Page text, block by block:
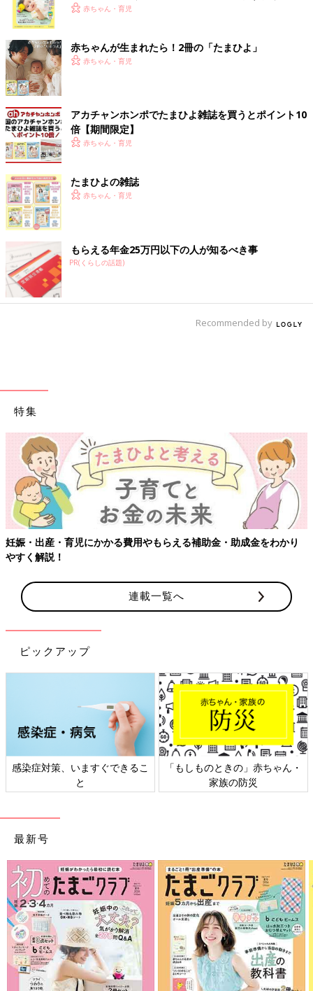
作り……。本当に体力と精神を削られます。
私は息子を泣き止ますことが苦手だったので“母乳”は“赤ちゃんが
欲しがるときにいつでもあげてよい”というのがすごく魅力的に
感じていました。
さがあることはわかっているものの、“ミルク”は“消化に時間がか
かるので3時間空けて”という指導を守るのに苦労しました。
（イラスト・ツボウチ／編集・清川優美）
母乳が足りてない？授乳間隔はこれでい
し穴について、保健師・助産師・看護師の中村
真奈美さんがアドバイス。新生児期～生後3カ
号！？直母拒否に大シ
く！ おっぱい・ミルクの基本と夏のトラブル 解決テ
赤ちゃん・育児
赤ちゃんが生まれたら！2冊の「たまひよ」
赤ちゃん・育児
アカチャンホンポでたまひよ雑誌を買うとポイント10
倍【期間限定】
赤ちゃん・育児
たまひよの雑誌
赤ちゃん・育児
もらえる年金25万円以下の人が知るべき事
PR(くらしの話題)
Recommended by
特集
り
【ワクチン接種できるものも】妊婦の感染症対策、知っておい
連載一覧へ
ピックアップ
ん・
日本外来小児科学会リーフレッ
六星占術 細木かおりさん
相談
最新号